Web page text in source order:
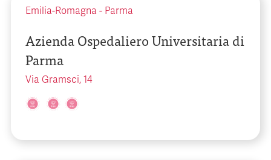
Emilia-Romagna - Parma
Azienda Ospedaliero Universitaria di
Parma
Via Gramsci, 14